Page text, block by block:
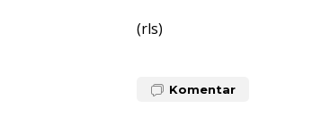
(rls)
Komentar